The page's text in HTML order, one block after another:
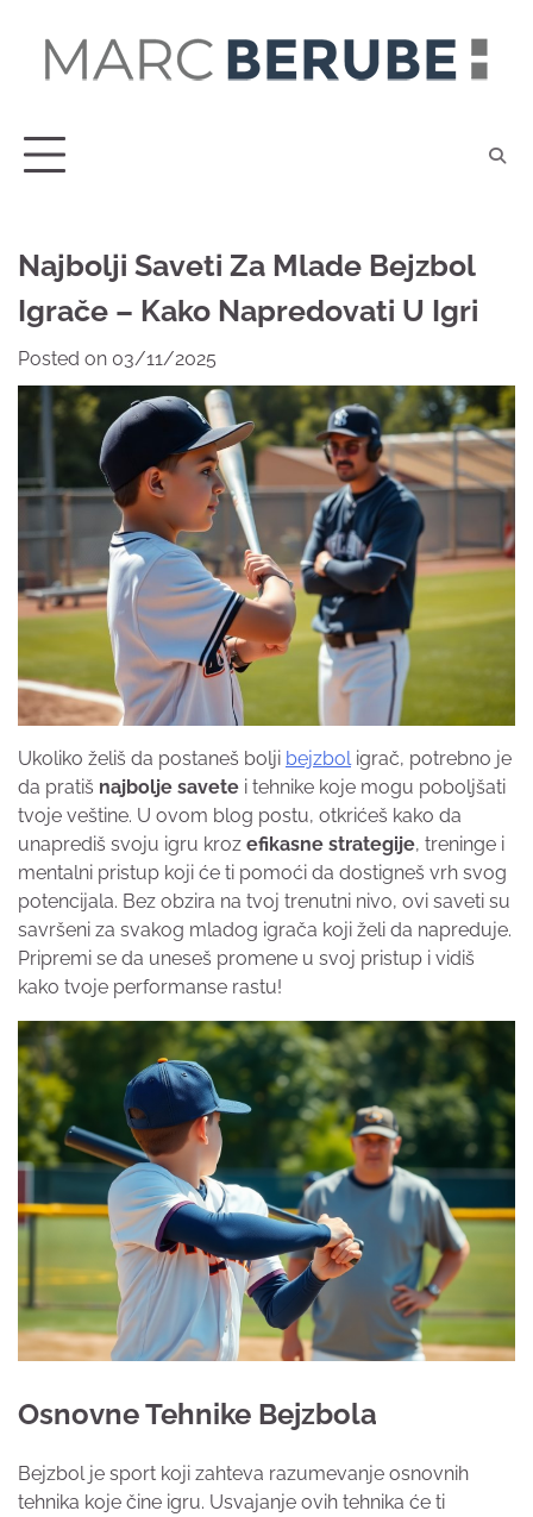
content
Najbolji Saveti Za Mlade Bejzbol
Igrače – Kako Napredovati U Igri
Posted on 03/11/2025
Ukoliko želiš da postaneš bolji bejzbol igrač, potrebno je
da pratiš najbolje savete i tehnike koje mogu poboljšati
tvoje veštine. U ovom blog postu, otkrićeš kako da
unaprediš svoju igru kroz efikasne strategije, treninge i
mentalni pristup koji će ti pomoći da dostigneš vrh svog
potencijala. Bez obzira na tvoj trenutni nivo, ovi saveti su
savršeni za svakog mladog igrača koji želi da napreduje.
Pripremi se da uneseš promene u svoj pristup i vidiš
kako tvoje performanse rastu!
Osnovne Tehnike Bejzbola
Bejzbol je sport koji zahteva razumevanje osnovnih
tehnika koje čine igru. Usvajanje ovih tehnika će ti